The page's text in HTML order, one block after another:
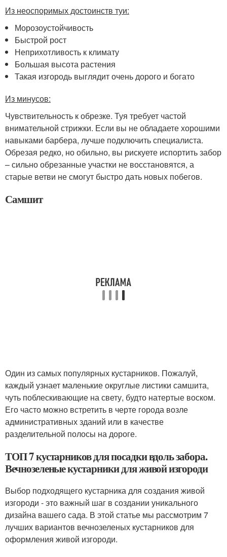
Из неоспоримых достоинств туи:
Морозоустойчивость
Быстрой рост
Неприхотливость к климату
Большая высота растения
Такая изгородь выглядит очень дорого и богато
Из минусов:
Чувствительность к обрезке. Туя требует частой
внимательной стрижки. Если вы не обладаете хорошими
навыками барбера, лучше подключить специалиста.
Обрезая редко, но обильно, вы рискуете испортить забор
– сильно обрезанные участки не восстановятся, а
старые ветви не смогут быстро дать новых побегов.
Самшит
Один из самых популярных кустарников. Пожалуй,
каждый узнает маленькие округлые листики самшита,
чуть поблескивающие на свету, будто натертые воском.
Его часто можно встретить в черте города возле
административных зданий или в качестве
разделительной полосы на дороге.
ТОП 7 кустарников для посадки вдоль забора.
Вечнозеленые кустарники для живой изгороди
Выбор подходящего кустарника для создания живой
изгороди - это важный шаг в создании уникального
дизайна вашего сада. В этой статье мы рассмотрим 7
лучших вариантов вечнозеленых кустарников для
оформления живой изгороди.